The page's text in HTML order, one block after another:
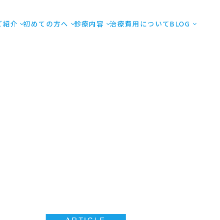
紹介 初めての方へ 診療内容 治療費用についてBLOG